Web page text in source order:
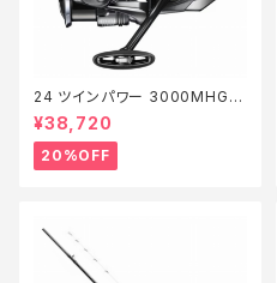
24 ツインパワー 3000MHG
【特価リール】【20】
¥38,720
20%OFF